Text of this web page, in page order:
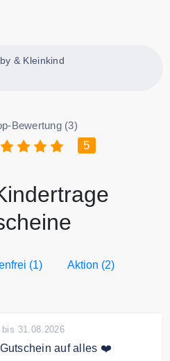
& Kleinkind
Bewertung (3)
5
(1) Aktion (2)
31.08.2026
auf alles ❤️